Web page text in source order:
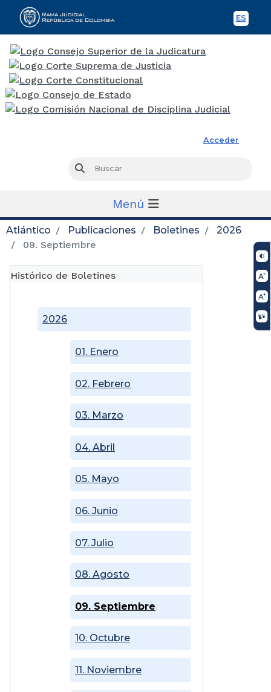
ES
Acceder
Buscar
Menú
Atlántico Publicaciones Boletines
2026
09. Septiembre
Histórico de Boletines
2026
01. Enero
02. Febrero
03. Marzo
04. Abril
05. Mayo
06. Junio
07. Julio
08. Agosto
09. Septiembre
10. Octubre
11. Noviembre